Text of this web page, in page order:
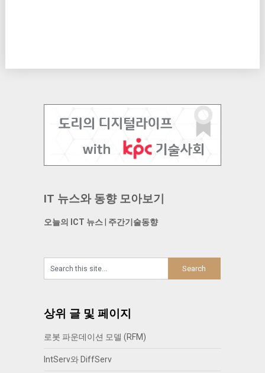
IT 뉴스와 동향 모아보기
오늘의 ICT 뉴스| 주간기술동향
상위 글 및 페이지
로봇 파운데이션 모델 (RFM)
IntServ와 DiffServ